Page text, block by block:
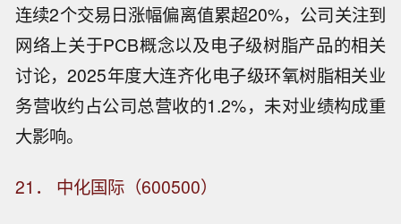
连续2个交易日涨幅偏离值累超20%，公司关注到
网络上关于PCB概念以及电子级树脂产品的相关
讨论，2025年度大连齐化电子级环氧树脂相关业
务营收约占公司总营收的1.2%，未对业绩构成重
大影响。
21． 中化国际（600500）